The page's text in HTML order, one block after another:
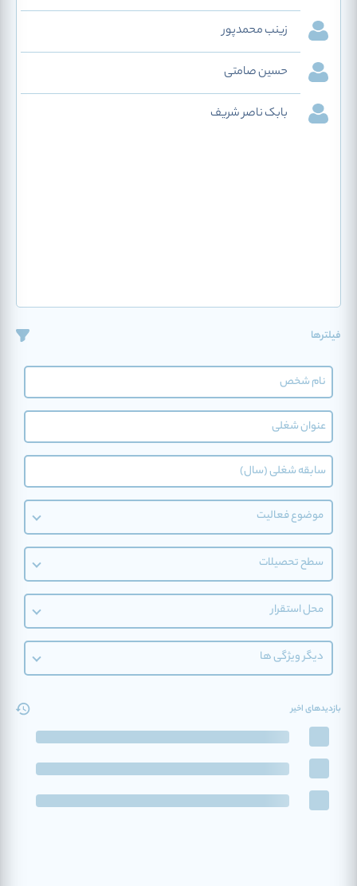
زینب محمدپور
حسین صامتی
بابک ناصر شریف
فیلترها
موضوع فعالیت
سطح تحصیلات
محل استقرار
دیگر ویژگی ها
بازدیدهای اخیر